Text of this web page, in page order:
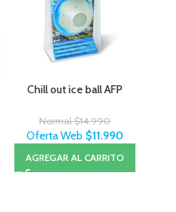
Chill out ice ball AFP
Normal$14.990
Oferta Web $11.990
AGREGAR AL CARRITO